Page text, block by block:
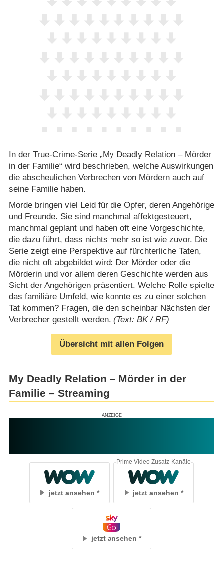
In der True-Crime-Serie „My Deadly Relation – Mörder
in der Familie“ wird beschrieben, welche Auswirkungen
die abscheulichen Verbrechen von Mördern auch auf
seine Familie haben.
Morde bringen viel Leid für die Opfer, deren Angehörige
und Freunde. Sie sind manchmal affektgesteuert,
manchmal geplant und haben oft eine Vorgeschichte,
die dazu führt, dass nichts mehr so ist wie zuvor. Die
Serie zeigt eine Perspektive auf fürchterliche Taten,
die nicht oft abgebildet wird: Der Mörder oder die
Mörderin und vor allem deren Geschichte werden aus
Sicht der Angehörigen präsentiert. Welche Rolle spielte
das familiäre Umfeld, wie konnte es zu einer solchen
Tat kommen? Fragen, die den scheinbar Nächsten der
Verbrecher gestellt werden. (Text: BK / RF)
Übersicht mit allen Folgen
My Deadly Relation – Mörder in der
Familie – Streaming
jetzt ansehen jetzt ansehen
Prime Video Zusatz-Kanäle
jetzt ansehen